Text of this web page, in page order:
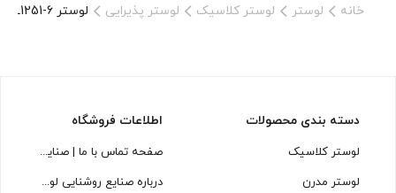
خانه لوستر لوستر کلاسیک لوستر پذیرایی لوستر L1251-6 لوسترسازان
دسته بندی محصولات
لوستر کلاسیک
لوستر مدرن
اطلاعات فروشگاه
صفحه تماس با ما | صنایع روشنایی لوسترسازان
درباره صنایع روشنایی لوسترسازان